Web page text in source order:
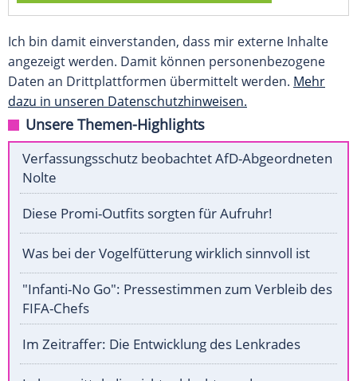
Ich bin damit einverstanden, dass mir externe Inhalte
angezeigt werden. Damit können personenbezogene
Daten an Drittplattformen übermittelt werden. Mehr
dazu in unseren Datenschutzhinweisen.
Unsere Themen-Highlights
Verfassungsschutz beobachtet AfD-Abgeordneten
Nolte
Diese Promi-Outfits sorgten für Aufruhr!
Was bei der Vogelfütterung wirklich sinnvoll ist
"Infanti-No Go": Pressestimmen zum Verbleib des
FIFA-Chefs
Im Zeitraffer: Die Entwicklung des Lenkrades